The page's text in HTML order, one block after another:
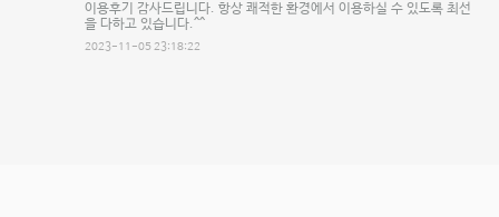
이용후기 감사드립니다. 항상 쾌적한 환경에서 이용하실 수 있도록 최선
을 다하고 있습니다.^^
2023-11-05 23:18:22